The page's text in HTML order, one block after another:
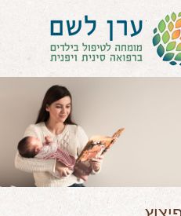
בית
הטיפול
סיני ודיקור יפני לילדים
הילד לא מפסיק להיות חולה
נשימה: קוצר, סטרידור ועוד